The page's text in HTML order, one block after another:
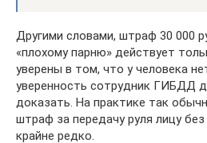
Другими словами, штраф 30 000
«плохому парню» действует
уверены в том, что у человека
уверенность сотрудник ГИБДД
доказать. На практике так
штраф за передачу руля лицу
крайне редко.